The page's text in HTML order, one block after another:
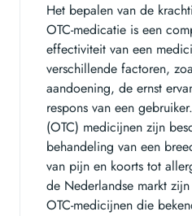
Het bepalen van de
OTC-medicatie is een
effectiviteit van een
verschillende factoren,
aandoening, de ernst
respons van een
(OTC) medicijnen zijn
behandeling van een
van pijn en koorts tot
de Nederlandse markt
OTC-medicijnen die